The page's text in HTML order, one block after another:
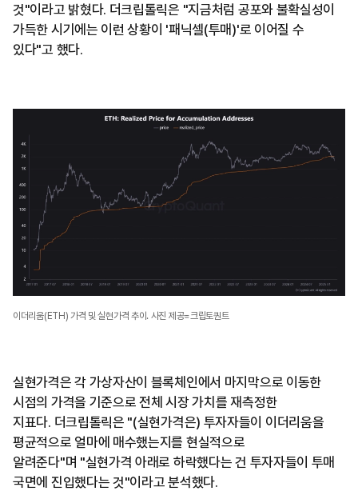
것"이라고 밝혔다. 더크립톨릭은 "지금처럼 공포와 불확실성이
가득한 시기에는 이런 상황이 '패닉셀(투매)'로 이어질 수
있다"고 했다.
이더리움(ETH) 가격 및 실현가격 추이. 사진 제공=크립토퀀트
실현가격은 각 가상자산이 블록체인에서 마지막으로 이동한
시점의 가격을 기준으로 전체 시장 가치를 재측정한
지표다. 더크립톨릭은 "(실현가격은) 투자자들이 이더리움을
평균적으로 얼마에 매수했는지를 현실적으로
알려준다"며 "실현가격 아래로 하락했다는 건 투자자들이 투매
국면에 진입했다는 것"이라고 분석했다.